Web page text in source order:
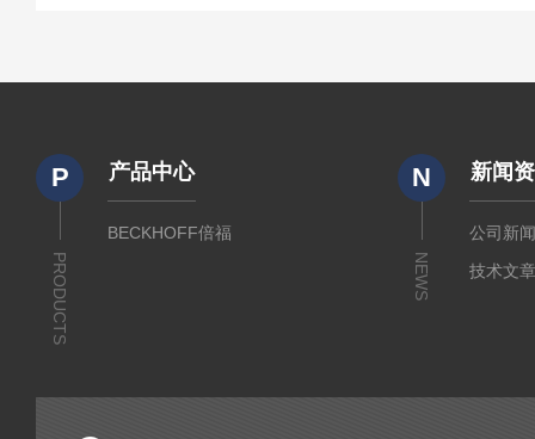
P
PRODUCTS
产品中心
BECKHOFF倍福
N
NEWS
新闻
公司新
技术文